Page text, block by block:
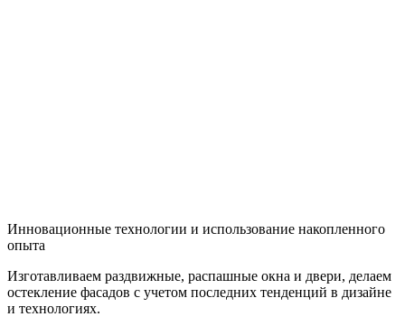
Инновационные технологии и использование накопленного
опыта
Изготавливаем раздвижные, распашные окна и двери, делаем
остекление фасадов с учетом последних тенденций в дизайне
и технологиях.